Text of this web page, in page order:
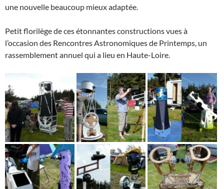
une nouvelle beaucoup mieux adaptée.
Petit florilège de ces étonnantes constructions vues à
l’occasion des Rencontres Astronomiques de Printemps, un
rassemblement annuel qui a lieu en Haute-Loire.